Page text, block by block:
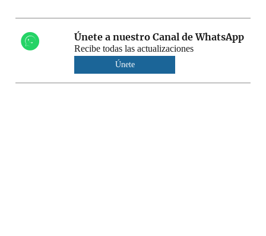
Únete a nuestro Canal de WhatsApp
Recibe todas las actualizaciones
Únete